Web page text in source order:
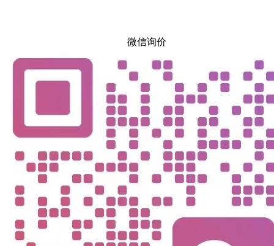
微信询价